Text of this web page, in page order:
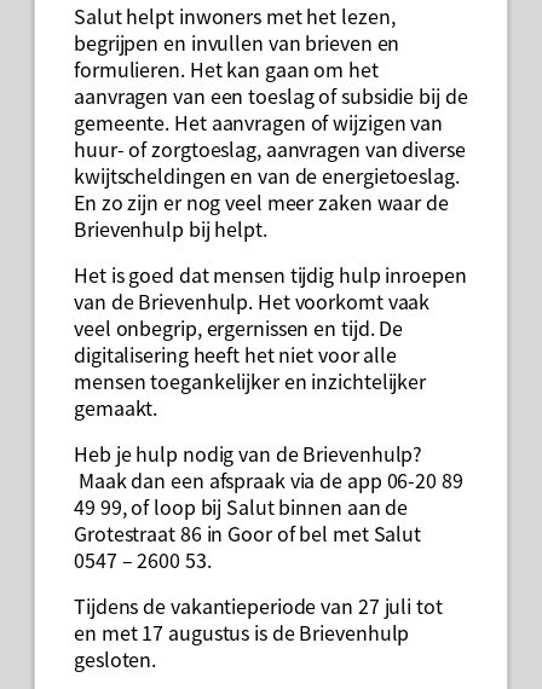
Salut helpt inwoners met het lezen,
begrijpen en invullen van brieven en
formulieren. Het kan gaan om het
aanvragen van een toeslag of subsidie bij de
gemeente. Het aanvragen of wijzigen van
huur- of zorgtoeslag, aanvragen van diverse
kwijtscheldingen en van de energietoeslag.
En zo zijn er nog veel meer zaken waar de
Brievenhulp bij helpt.
Het is goed dat mensen tijdig hulp inroepen
van de Brievenhulp. Het voorkomt vaak
veel onbegrip, ergernissen en tijd. De
digitalisering heeft het niet voor alle
mensen toegankelijker en inzichtelijker
gemaakt.
Heb je hulp nodig van de Brievenhulp?
Maak dan een afspraak via de app 06-20 89
49 99, of loop bij Salut binnen aan de
Grotestraat 86 in Goor of bel met Salut
0547 – 2600 53.
Tijdens de vakantieperiode van 27 juli tot
en met 17 augustus is de Brievenhulp
gesloten.